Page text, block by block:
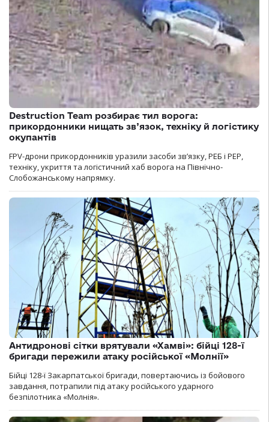
Destruction Team розбирає тил ворога:
прикордонники нищать зв’язок, техніку й логістику
окупантів
FPV-дрони прикордонників уразили засоби зв’язку, РЕБ і РЕР,
техніку, укриття та логістичний хаб ворога на Північно-
Слобожанському напрямку.
Антидронові сітки врятували «Хамві»: бійці 128-ї
бригади пережили атаку російської «Молнії»
Бійці 128-ї Закарпатської бригади, повертаючись із бойового
завдання, потрапили під атаку російського ударного
безпілотника «Молнія».